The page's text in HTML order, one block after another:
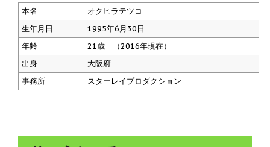
本名
オクヒラテツコ
生年月日
1995年6月30日
年齢
21歳 （2016年現在）
出身
大阪府
事務所
スターレイプロダクション